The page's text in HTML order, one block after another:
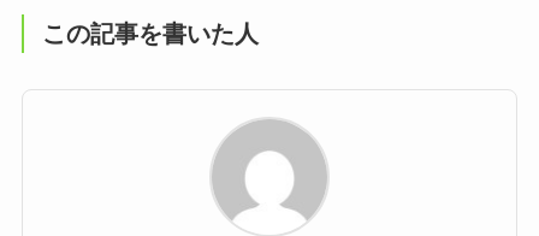
この記事を書いた人